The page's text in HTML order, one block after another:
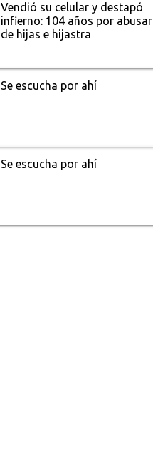
Vendió su celular y destapó
infierno: 104 años por abusar
de hijas e hijastra
Se escucha por ahí
Se escucha por ahí